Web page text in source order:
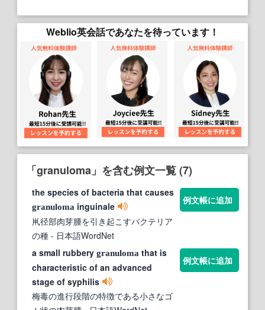
Weblio英会話であなたを待っています！
「granuloma」を含む例文一覧 (7)
the species of bacteria that causes
granuloma inguinale
鼡径部肉芽腫を引き起こすバクテリア
の種 - 日本語WordNet
例文帳に追加
a small rubbery granuloma that is
characteristic of an advanced
stage of syphilis
梅毒の進行段階の特徴である小さなゴ
例文帳に追加